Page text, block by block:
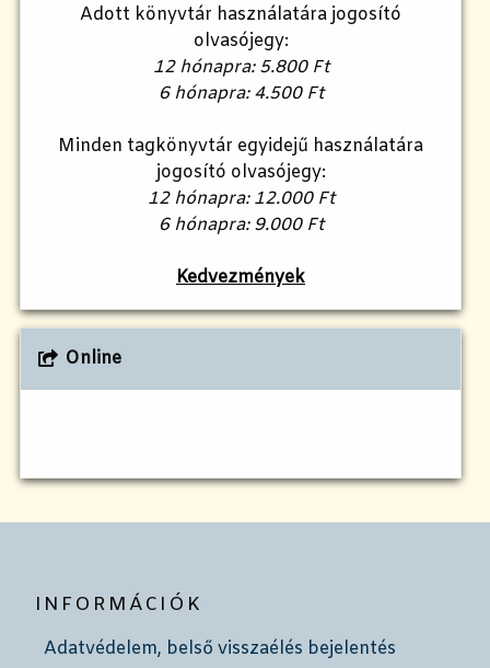
Adott könyvtár használatára jogosító
olvasójegy:
12 hónapra: 5.800 Ft
6 hónapra: 4.500 Ft
Minden tagkönyvtár egyidejű használatára
jogosító olvasójegy:
12 hónapra: 12.000 Ft
6 hónapra: 9.000 Ft
Kedvezmények
Online
INFORMÁCIÓK
Adatvédelem, belső visszaélés bejelentés